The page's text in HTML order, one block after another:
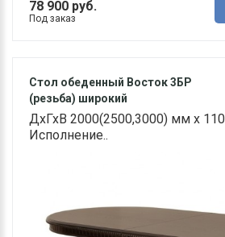
78 900 руб.
Под заказ
Стол обеденный Восток 3БР
(резьба) широкий
ДхГхВ 2000(2500,3000) мм х
Исполнение..